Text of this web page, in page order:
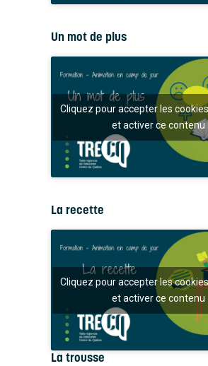
Un mot de plus
Cliquez pour accepter les
et activer ce contenu
La recette
Cliquez pour accepter les
et activer ce contenu
La trousse